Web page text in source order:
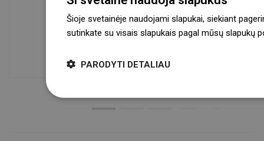
Prekių prieinamumas
Mūsų produktai jūsų laukia moderniame
Šioje svetainėje naudojami slapukai, siekiant
sutinkate su visais slapukais pagal mūsų slapukų
PARODYTI DETALIAU